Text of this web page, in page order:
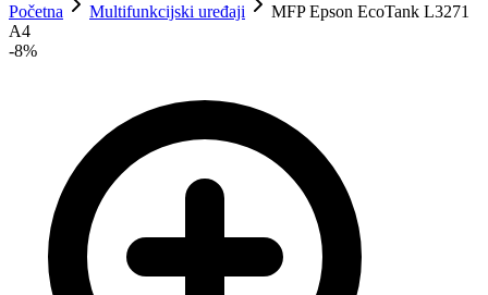
Početna
Multifunkcijski uređaji
MFP Epson EcoTank L3271
A4
-8%